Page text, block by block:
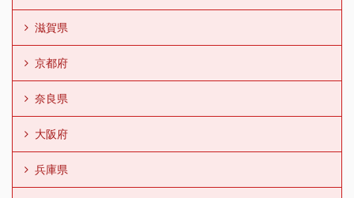
滋賀県
京都府
奈良県
大阪府
兵庫県